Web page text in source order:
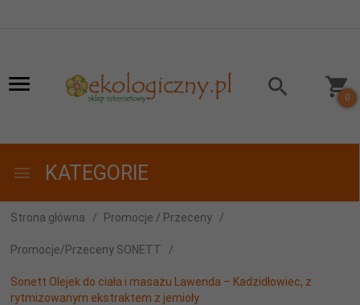
0
KATEGORIE
Strona główna Promocje / Przeceny
Promocje/Przeceny SONETT
Sonett Olejek do ciała i masażu Lawenda – Kadzidłowiec, z
rytmizowanym ekstraktem z jemioły